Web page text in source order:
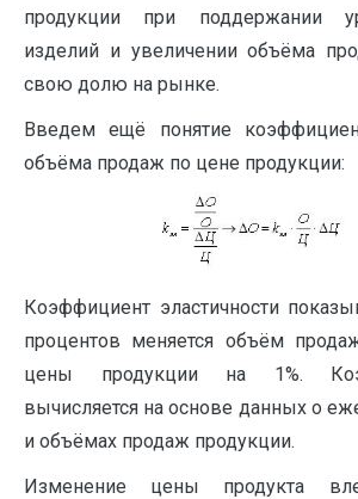
продукции при поддержании
изделий и увеличении объёма
свою долю на рынке.
Введем ещё понятие
объёма продаж по цене продукции:
Коэффициент эластичности
процентов меняется объём
цены продукции на 1%.
вычисляется на основе данных о
и объёмах продаж продукции.
Изменение цены продукта